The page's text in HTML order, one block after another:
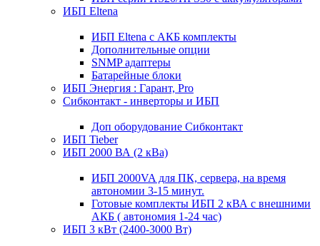
ИБП Eltena
ИБП Eltena с АКБ комплекты
Дополнительные опции
SNMP адаптеры
Батарейные блоки
ИБП Энергия : Гарант, Pro
Сибконтакт - инверторы и ИБП
Доп оборудование Сибконтакт
ИБП Tieber
ИБП 2000 ВА (2 кВа)
ИБП 2000VA для ПК, сервера, на время
автономии 3-15 минут.
Готовые комплекты ИБП 2 кВА с внешними
АКБ ( автономия 1-24 час)
ИБП 3 кВт (2400-3000 Вт)